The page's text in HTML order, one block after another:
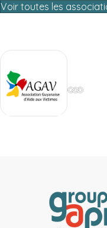
Voir toutes les